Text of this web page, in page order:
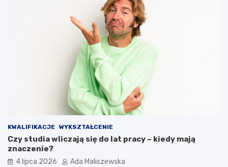
KWALIFIKACJE WYKSZTAŁCENIE
Czy studia wliczają się do lat pracy – kiedy mają
znaczenie?
4 lipca 2026 Ada Maliszewska